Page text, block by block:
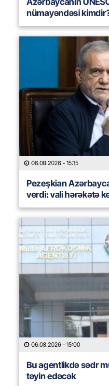
nümayəndəsi
06.08.2026 - 15:15
Pezeşkian
verdi: vali hərəkətə
06.08.2026 - 15:00
Bu agentlikdə sədr
təyin edəcək